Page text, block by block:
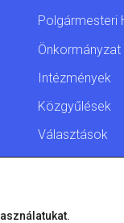
Polgármesteri
Önkormányzat
Intézmények
Közgyűlések
Választások